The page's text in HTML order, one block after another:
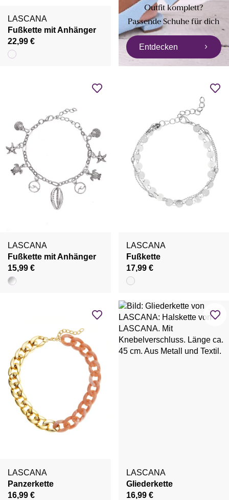
LASCANA
Fußkette mit Anhänger
22,99 €
Outfit komplett?
Passende Schuhe für dich
Entdecken
LASCANA
Fußkette mit Anhänger
15,99 €
LASCANA
Fußkette
17,99 €
LASCANA
Panzerkette
16,99 €
LASCANA
Gliederkette
16,99 €